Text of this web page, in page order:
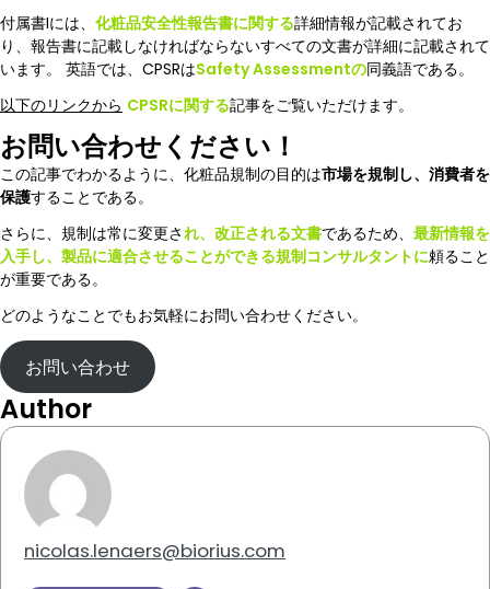
付属書Iには、 化粧品安全性報告書に関する詳細情報が記載されてお
り、報告書に記載しなければならないすべての文書が詳細に記載されて
います。 英語では、CPSRはSafety Assessmentの同義語である。
以下のリンクから CPSRに関する記事をご覧いただけます。
お問い合わせください！
この記事でわかるように、化粧品規制の目的は市場を規制し、消費者を
保護することである。
さらに、規制は常に変更され、改正される文書であるため、 最新情報を
入手し、製品に適合させることができる規制コンサルタントに頼ること
が重要である。
どのようなことでもお気軽にお問い合わせください。
お問い合わせ
Author
nicolas.lenaers@biorius.com